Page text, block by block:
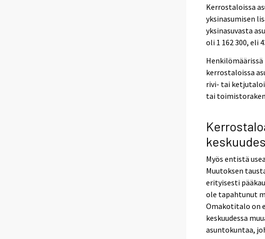
Kerrostaloissa
yksinasumisen
yksinasuvasta
oli 1 162 300, eli
kerrostaloissa
rivi- tai
tai
Myös entistä
Muutoksen
erityisesti
ole tapahtunut
Omakotitalo on
keskuudessa
asuntokuntaa,